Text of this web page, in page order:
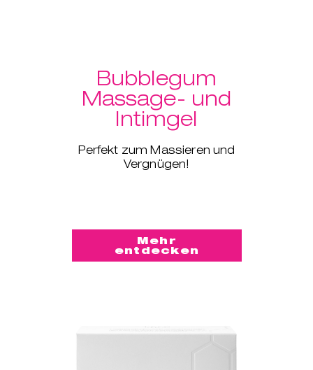
Bubblegum
Massage- und
Intimgel
Perfekt zum Massieren und
Vergnügen!
Mehr
entdecken